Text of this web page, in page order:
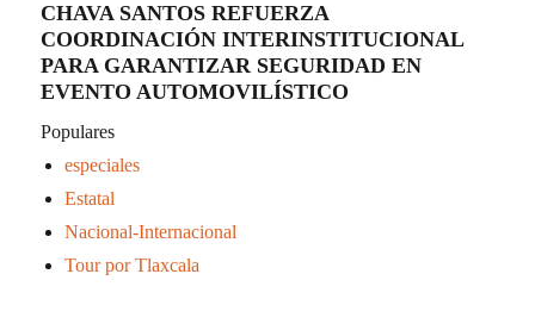
CHAVA SANTOS REFUERZA
COORDINACIÓN INTERINSTITUCIONAL
PARA GARANTIZAR SEGURIDAD EN
EVENTO AUTOMOVILÍSTICO
Populares
especiales
Estatal
Nacional-Internacional
Tour por Tlaxcala